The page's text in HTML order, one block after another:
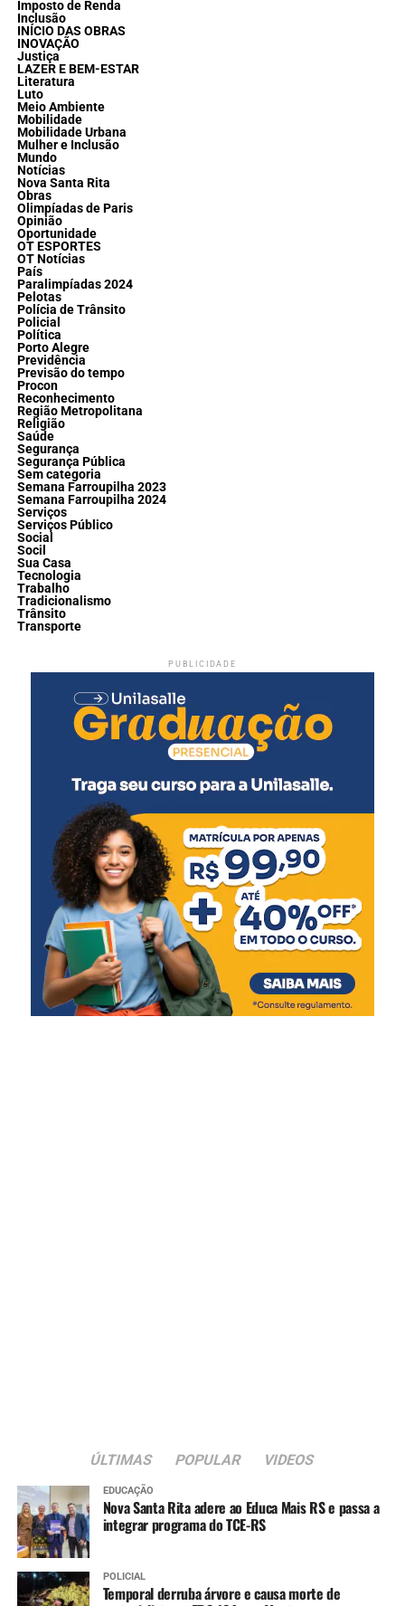
Imposto de Renda
Inclusão
INÍCIO DAS OBRAS
INOVAÇÃO
Justiça
LAZER E BEM-ESTAR
Literatura
Luto
Meio Ambiente
Mobilidade
Mobilidade Urbana
Mulher e Inclusão
Mundo
Notícias
Nova Santa Rita
Obras
Olimpíadas de Paris
Opinião
Oportunidade
OT ESPORTES
OT Notícias
País
Paralimpíadas 2024
Pelotas
Polícia de Trânsito
Policial
Política
Porto Alegre
Previdência
Previsão do tempo
Procon
Reconhecimento
Região Metropolitana
Religião
Saúde
Segurança
Segurança Pública
Sem categoria
Semana Farroupilha 2023
Semana Farroupilha 2024
Serviços
Serviços Público
Social
Socil
Sua Casa
Tecnologia
Trabalho
Tradicionalismo
Trânsito
Transporte
PUBLICIDADE
ÚLTIMAS POPULAR VIDEOS
EDUCAÇÃO
Nova Santa Rita adere ao Educa Mais RS e passa a
integrar programa do TCE-RS
POLICIAL
Temporal derruba árvore e causa morte de